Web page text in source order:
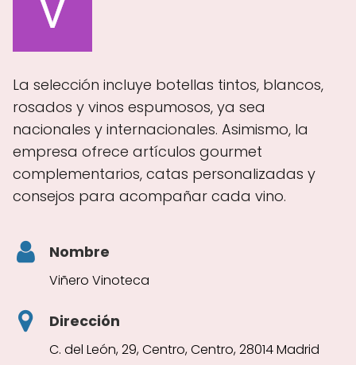
La selección incluye botellas tintos, blancos,
rosados y vinos espumosos, ya sea
nacionales y internacionales. Asimismo, la
empresa ofrece artículos gourmet
complementarios, catas personalizadas y
consejos para acompañar cada vino.
Nombre
Viñero Vinoteca
Dirección
C. del León, 29, Centro, Centro, 28014 Madrid